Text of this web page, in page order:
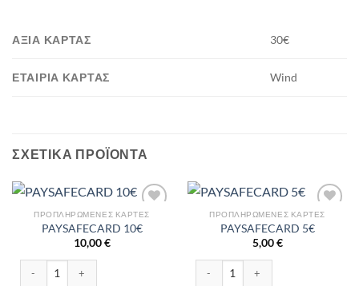
ΑΞΊΑ ΚΆΡΤΑΣ 30€
ΕΤΑΙΡΊΑ ΚΆΡΤΑΣ Wind
ΣΧΕΤΙΚΆ ΠΡΟΪΌΝΤΑ
ΠΡΟΠΛΗΡΩΜΈΝΕΣ ΚΆΡΤΕΣ
PAYSAFECARD 10€
10,00€
ΠΡΟΠΛΗΡΩΜΈΝΕΣ ΚΆΡΤΕΣ
PAYSAFECARD 5€
5,00€